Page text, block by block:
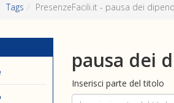
Tags PresenzeFacili.it - pausa dei
pausa dei
Inserisci parte del titolo